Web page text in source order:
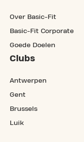
Over Basic-Fit
Basic-Fit Corporate
Goede Doelen
Clubs
Antwerpen
Gent
Brussels
Luik